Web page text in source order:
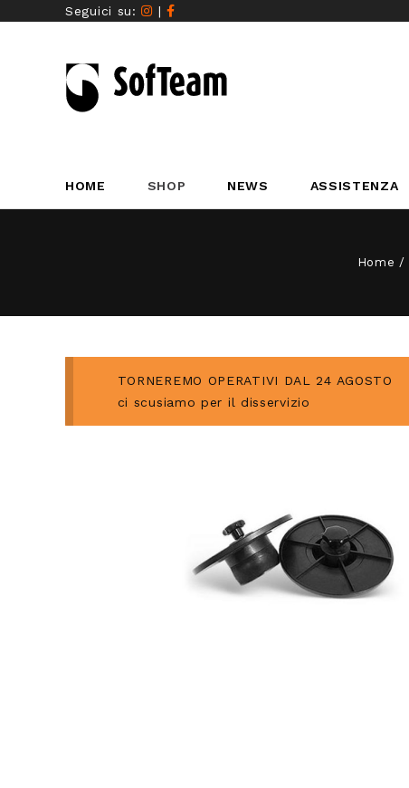
Seguici su: |
HOME SHOP NEWS ASSISTENZA
Home /
TORNEREMO OPERATIVI DAL 24 AGOSTO
ci scusiamo per il disservizio